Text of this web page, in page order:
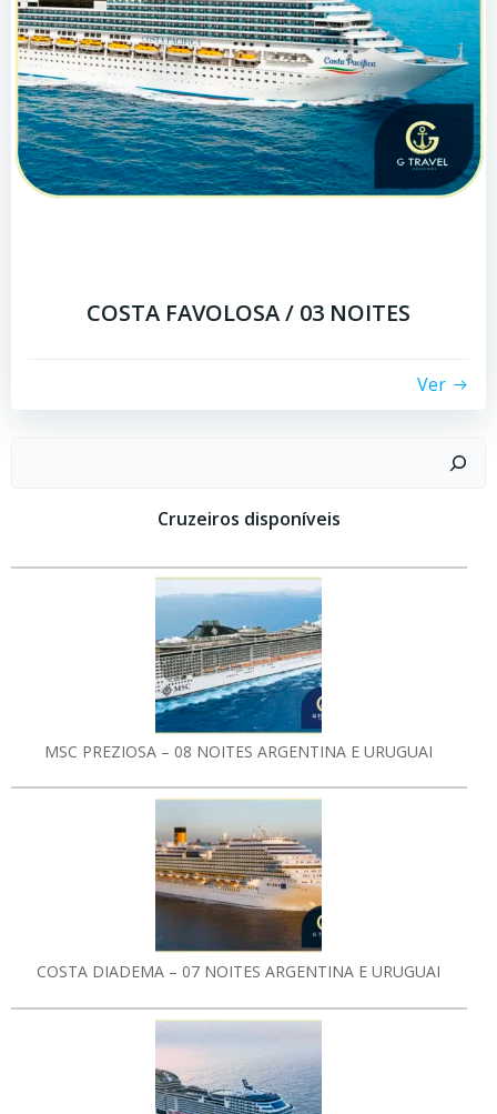
COSTA FAVOLOSA / 03 NOITES
Ver
Cruzeiros disponíveis
MSC PREZIOSA – 08 NOITES ARGENTINA E URUGUAI
COSTA DIADEMA – 07 NOITES ARGENTINA E URUGUAI